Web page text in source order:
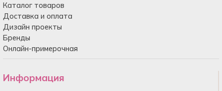
Каталог товаров
Доставка и оплата
Дизайн проекты
Бренды
Онлайн-примерочная
Информация